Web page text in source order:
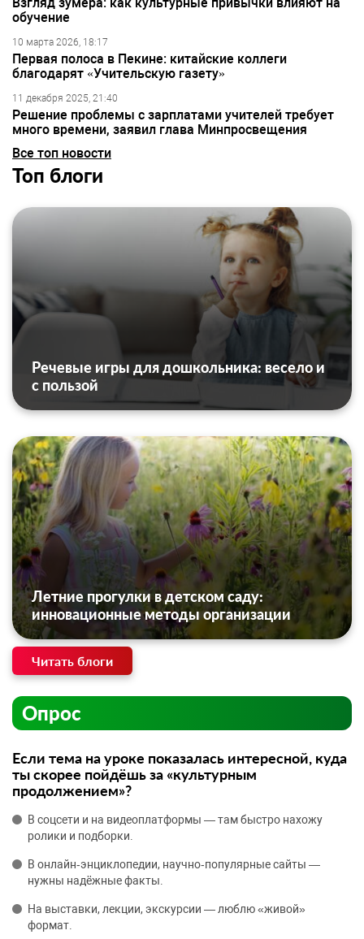
обучение
10 марта 2026, 18:17
Первая полоса в Пекине: китайские коллеги
благодарят «Учительскую газету»
11 декабря 2025, 21:40
Решение проблемы с зарплатами учителей требует
много времени, заявил глава Минпросвещения
Все топ новости
Топ блоги
Речевые игры для дошкольника: весело и
с пользой
Летние прогулки в детском саду:
инновационные методы организации
Читать блоги
Опрос
Если тема на уроке показалась интересной, куда
ты скорее пойдёшь за «культурным
продолжением»?
В соцсети и на видеоплатформы — там быстро нахожу
ролики и подборки.
В онлайн‑энциклопедии, научно‑популярные сайты —
нужны надёжные факты.
На выставки, лекции, экскурсии — люблю «живой»
формат.